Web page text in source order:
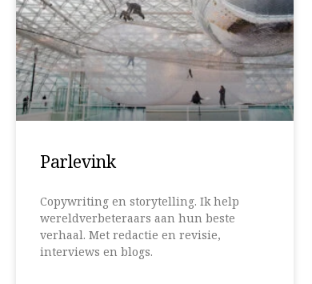
Parlevink
Copywriting en storytelling. Ik help
wereldverbeteraars aan hun beste
verhaal. Met redactie en revisie,
interviews en blogs.